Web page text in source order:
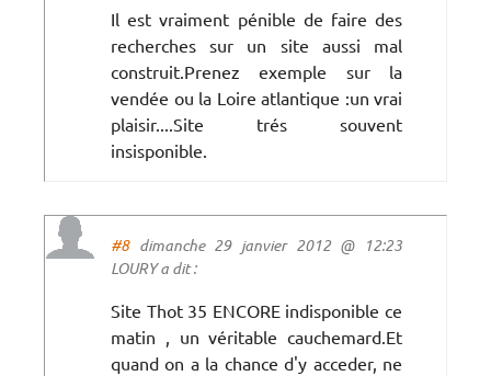
Il est vraiment pénible de faire des
recherches sur un site aussi mal
construit.Prenez exemple sur la
vendée ou la Loire atlantique :un vrai
plaisir....Site trés souvent
insisponible.
#8dimanche 29 janvier 2012 @ 12:23
LOURY a dit :
Site Thot 35 ENCORE indisponible ce
matin , un véritable cauchemard.Et
quand on a la chance d'y acceder, ne